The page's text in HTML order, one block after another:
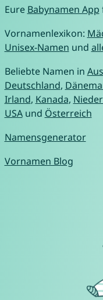
Eure Babynamen App
Vornamenlexikon:
Unisex-Namen und
Beliebte Namen in
Deutschland,
Irland, Kanada,
USAund Österreich
Namensgenerator
Vornamen Blog